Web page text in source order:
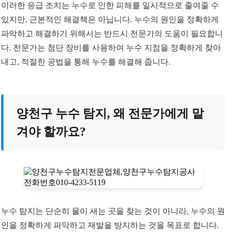
이러한 응급 조치는 누수로 인한 피해를 일시적으로 줄여줄 수
있지만, 근본적인 해결책은 아닙니다. 누수의 원인을 정확하게
파악하고 해결하기 위해서는 반드시 전문가의 도움이 필요합니
다. 전문가는 첨단 장비를 사용하여 누수 지점을 정확하게 찾아
내고, 적절한 공법을 통해 누수를 해결해 줍니다.
양천구 누수 탐지, 왜 전문가에게 맡
겨야 할까요?
누수 탐지는 단순히 물이 새는 곳을 찾는 것이 아니라, 누수의 원
인을 정확하게 파악하고 재발을 방지하는 것을 목표로 합니다.